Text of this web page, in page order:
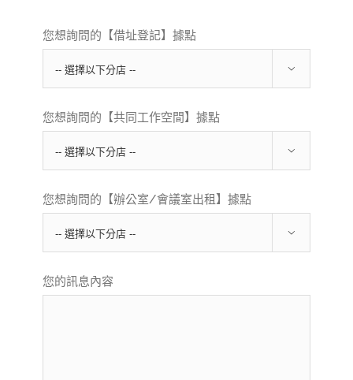
您想詢問的【借址登記】據點

您想詢問的【共同工作空間】據點

您想詢問的【辦公室/會議室出租】據點

您的訊息內容